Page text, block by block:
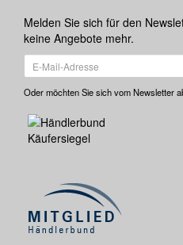
Melden Sie sich für den
keine Angebote mehr.
Oder möchten Sie sich vom Newsletter